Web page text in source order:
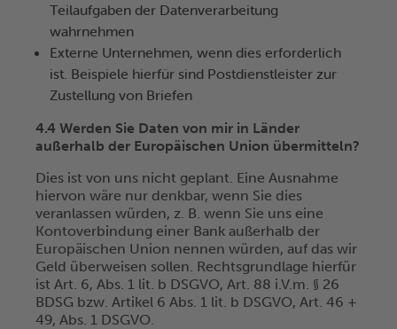
Teilaufgaben der Datenverarbeitung
wahrnehmen
Externe Unternehmen, wenn dies erforderlich
ist. Beispiele hierfür sind Postdienstleister zur
Zustellung von Briefen
4.4 Werden Sie Daten von mir in Länder
außerhalb der Europäischen Union übermitteln?
Dies ist von uns nicht geplant. Eine Ausnahme
hiervon wäre nur denkbar, wenn Sie dies
veranlassen würden, z. B. wenn Sie uns eine
Kontoverbindung einer Bank außerhalb der
Europäischen Union nennen würden, auf das wir
Geld überweisen sollen. Rechtsgrundlage hierfür
ist Art. 6, Abs. 1 lit. b DSGVO, Art. 88 i.V.m. § 26
BDSG bzw. Artikel 6 Abs. 1 lit. b DSGVO, Art. 46 +
49, Abs. 1 DSGVO.